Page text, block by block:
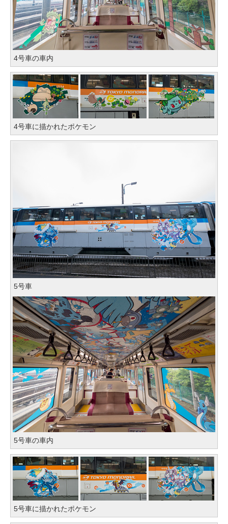
4号車の車内
4号車に描かれたポケモン
5号車
5号車の車内
5号車に描かれたポケモン